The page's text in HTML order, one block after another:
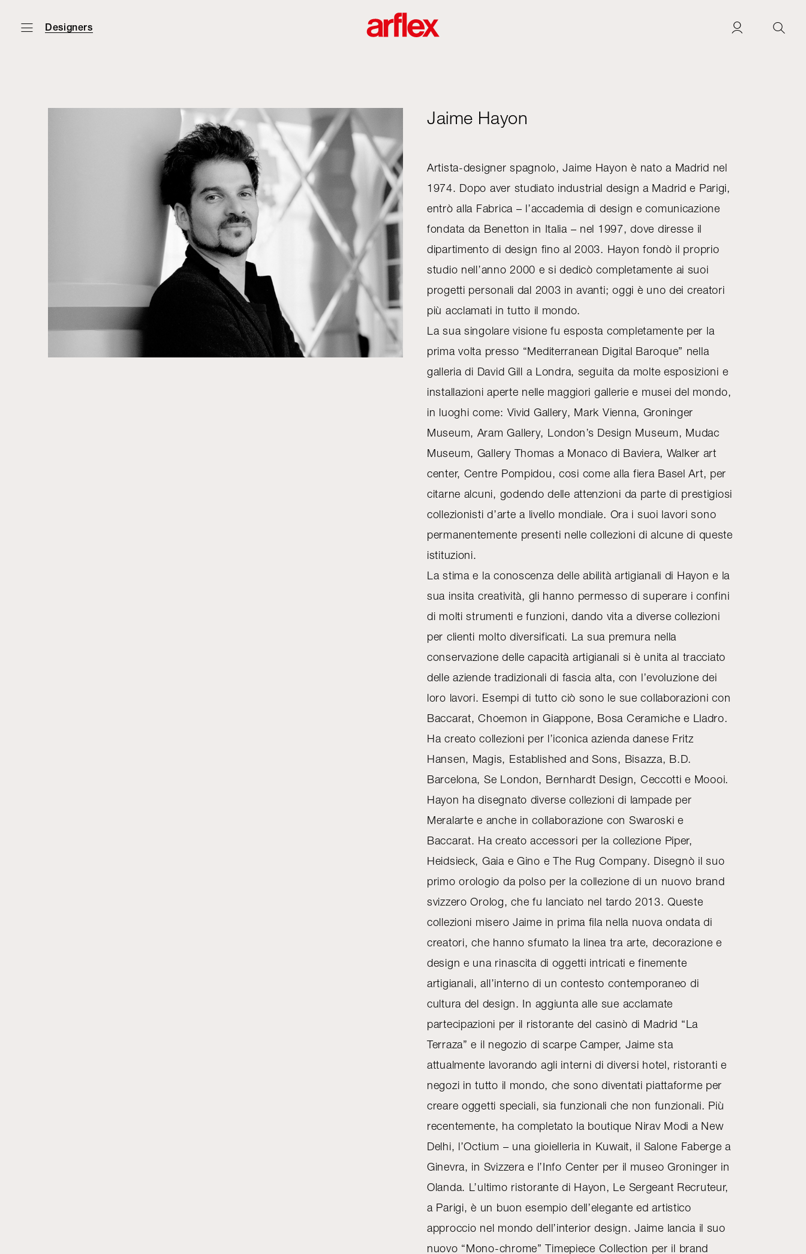
Designers
Jaime Hayon
Artista-designer spagnolo, Jaime Hayon è nato a Madrid nel
1974. Dopo aver studiato industrial design a Madrid e Parigi,
entrò alla Fabrica – l’accademia di design e comunicazione
fondata da Benetton in Italia – nel 1997, dove diresse il
dipartimento di design fino al 2003. Hayon fondò il proprio
studio nell’anno 2000 e si dedicò completamente ai suoi
progetti personali dal 2003 in avanti; oggi è uno dei creatori
più acclamati in tutto il mondo.
La sua singolare visione fu esposta completamente per la
prima volta presso “Mediterranean Digital Baroque” nella
galleria di David Gill a Londra, seguita da molte esposizioni e
installazioni aperte nelle maggiori gallerie e musei del mondo,
in luoghi come: Vivid Gallery, Mark Vienna, Groninger
Museum, Aram Gallery, London’s Design Museum, Mudac
Museum, Gallery Thomas a Monaco di Baviera, Walker art
center, Centre Pompidou, cosi come alla fiera Basel Art, per
citarne alcuni, godendo delle attenzioni da parte di prestigiosi
collezionisti d’arte a livello mondiale. Ora i suoi lavori sono
permanentemente presenti nelle collezioni di alcune di queste
istituzioni.
La stima e la conoscenza delle abilità artigianali di Hayon e la
sua insita creatività, gli hanno permesso di superare i confini
di molti strumenti e funzioni, dando vita a diverse collezioni
per clienti molto diversificati. La sua premura nella
conservazione delle capacità artigianali si è unita al tracciato
delle aziende tradizionali di fascia alta, con l’evoluzione dei
loro lavori. Esempi di tutto ciò sono le sue collaborazioni con
Baccarat, Choemon in Giappone, Bosa Ceramiche e Lladro.
Ha creato collezioni per l’iconica azienda danese Fritz
Hansen, Magis, Established and Sons, Bisazza, B.D.
Barcelona, Se London, Bernhardt Design, Ceccotti e Moooi.
Hayon ha disegnato diverse collezioni di lampade per
Meralarte e anche in collaborazione con Swaroski e
Baccarat. Ha creato accessori per la collezione Piper,
Heidsieck, Gaia e Gino e The Rug Company. Disegnò il suo
primo orologio da polso per la collezione di un nuovo brand
svizzero Orolog, che fu lanciato nel tardo 2013. Queste
collezioni misero Jaime in prima fila nella nuova ondata di
creatori, che hanno sfumato la linea tra arte, decorazione e
design e una rinascita di oggetti intricati e finemente
artigianali, all’interno di un contesto contemporaneo di
cultura del design. In aggiunta alle sue acclamate
partecipazioni per il ristorante del casinò di Madrid “La
Terraza” e il negozio di scarpe Camper, Jaime sta
attualmente lavorando agli interni di diversi hotel, ristoranti e
negozi in tutto il mondo, che sono diventati piattaforme per
creare oggetti speciali, sia funzionali che non funzionali. Più
recentemente, ha completato la boutique Nirav Modi a New
Delhi, l’Octium – una gioielleria in Kuwait, il Salone Faberge a
Ginevra, in Svizzera e l’Info Center per il museo Groninger in
Olanda. L’ultimo ristorante di Hayon, Le Sergeant Recruteur,
a Parigi, è un buon esempio dell’elegante ed artistico
approccio nel mondo dell’interior design. Jaime lancia il suo
nuovo “Mono-chrome” Timepiece Collection per il brand